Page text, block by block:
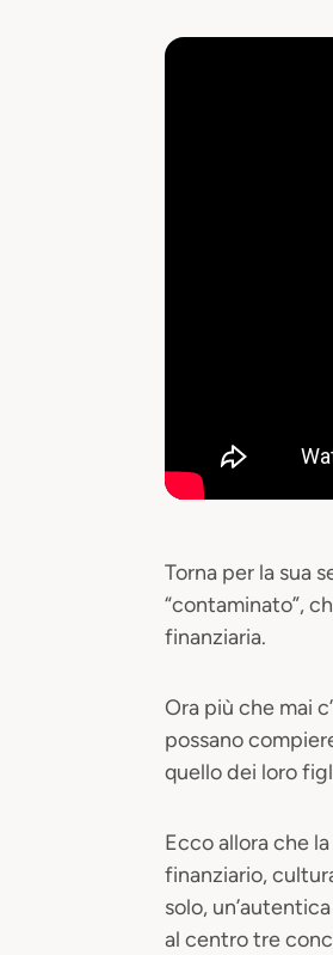
Torna per la sua
“contaminato”,
finanziaria.
Ora più che mai
possano
quello dei loro
Ecco allora che
finanziario,
solo,
al centro tre